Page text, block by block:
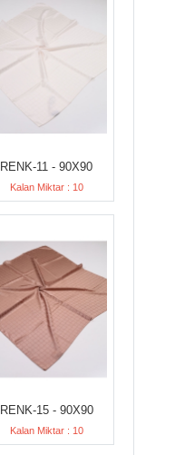
RENK-11 - 90X90
Kalan Miktar : 10
RENK-15 - 90X90
Kalan Miktar : 10